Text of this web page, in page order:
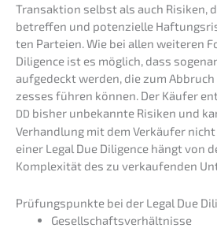
Trans­ak­ti­on selbst als auch Risiken,
betref­fen und poten­zi­el­le
ten Partei­en. Wie bei allen weite­ren
Diligence ist es möglich, dass
aufge­deckt werden, die zum
zes­ses führen können. Der Käufer
DD bisher unbekann­te Risiken und
Verhand­lung mit dem Verkäu­fer
einer Legal Due Diligence hängt von
Komple­xi­tät des zu verkau­fen­den
Prüfungs­punk­te bei der Legal Due
Gesell­schafts­ver­hält­nis­se